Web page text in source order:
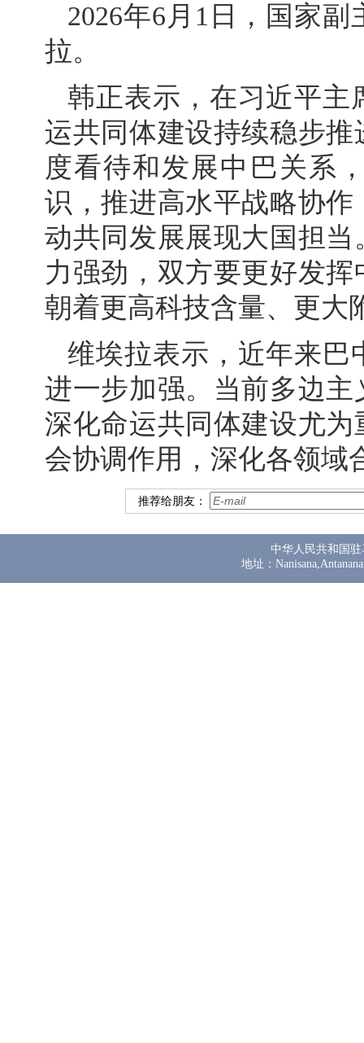
2026年6月1日，国家
拉。
韩正表示，在习近平主
运共同体建设持续稳步
度看待和发展中巴关系
识，推进高水平战略协
动共同发展展现大国担
力强劲，双方要更好发
朝着更高科技含量、更大
维埃拉表示，近年来巴
进一步加强。当前多边
深化命运共同体建设尤
会协调作用，深化各领域
推荐给朋友：
中华人民共和国
地址：